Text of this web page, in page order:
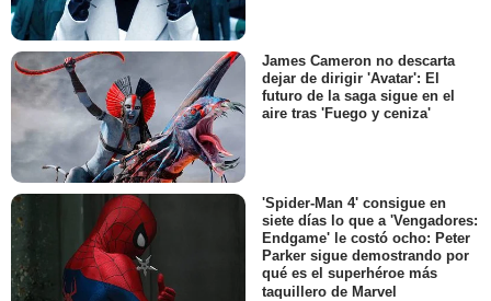
James Cameron no descarta
dejar de dirigir 'Avatar': El
futuro de la saga sigue en el
aire tras 'Fuego y ceniza'
'Spider-Man 4' consigue en
siete días lo que a 'Vengadores:
Endgame' le costó ocho: Peter
Parker sigue demostrando por
qué es el superhéroe más
taquillero de Marvel